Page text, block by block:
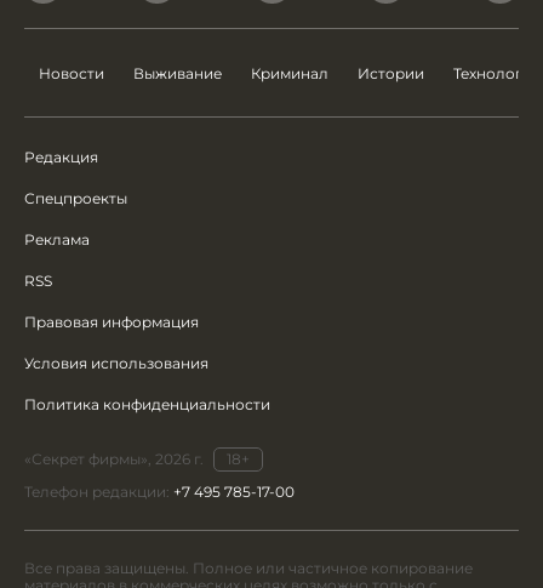
Новости Выживание Криминал Истории Технологии
Редакция
Спецпроекты
Реклама
RSS
Правовая информация
Условия использования
Политика конфиденциальности
«Секрет фирмы», 2026 г.
18+
Телефон редакции: +7 495 785-17-00
Все права защищены. Полное или частичное копирование